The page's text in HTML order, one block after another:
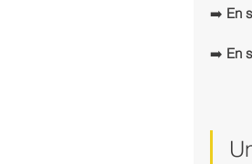
➡️ En
➡️ En